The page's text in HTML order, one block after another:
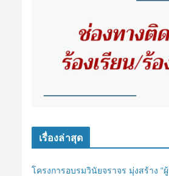
เรื่องล่าสุด
โครงการอบรมวินัยจราจร มุ่งสร้าง